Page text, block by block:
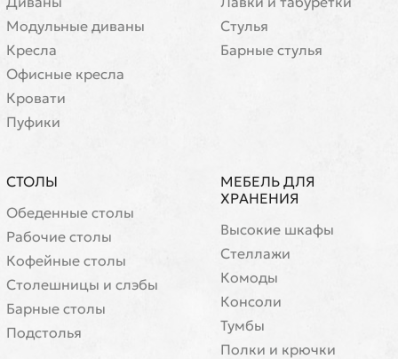
Модульные диваны
Кресла
Офисные кресла
Кровати
Пуфики
Стулья
Барные стулья
СТОЛЫ
Обеденные столы
Рабочие столы
Кофейные столы
Cтолешницы и слэбы
Барные столы
Подстолья
МЕБЕЛЬ ДЛЯ
ХРАНЕНИЯ
Высокие шкафы
Стеллажи
Комоды
Консоли
Тумбы
Полки и крючки